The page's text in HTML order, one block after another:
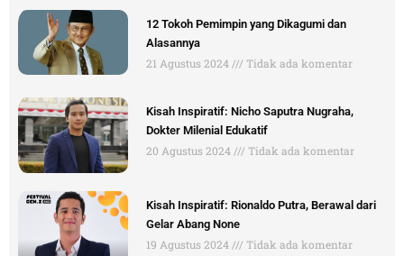
12 Tokoh Pemimpin yang Dikagumi dan
Alasannya
21 Agustus 2024 Tidak ada komentar
Kisah Inspiratif: Nicho Saputra Nugraha,
Dokter Milenial Edukatif
20 Agustus 2024 Tidak ada komentar
Kisah Inspiratif: Rionaldo Putra, Berawal dari
Gelar Abang None
19 Agustus 2024 Tidak ada komentar